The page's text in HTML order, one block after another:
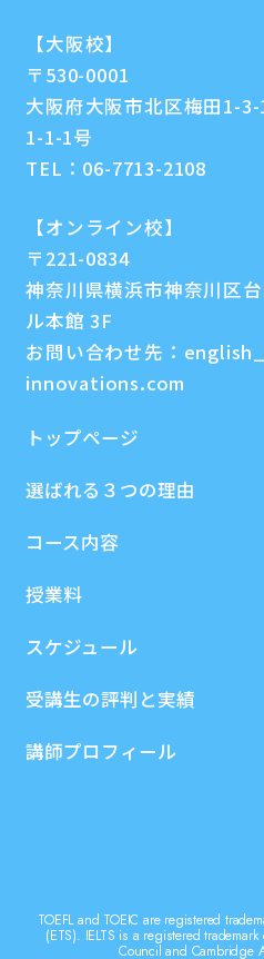
【大阪校】
〒530-0001
大阪府大阪市北区梅田1-
1-1-1号
TEL： 06-7713-2108
【オンライン校】
〒221-0834
神奈川県横浜市神奈川区
ル本館 3F
お問い合わせ先：
innovations.com
トップページ
選ばれる３つの理由
コース内容
授業料
スケジュール
受講生の評判と実績
講師プロフィール
TOEFL and TOEIC are registered
(ETS). IELTS is a registered
Council and Cambridge